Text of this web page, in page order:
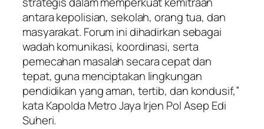
antara kepolisian, sekolah, orang tua, dan
masyarakat. Forum ini dihadirkan sebagai
wadah komunikasi, koordinasi, serta
pemecahan masalah secara cepat dan
tepat, guna menciptakan lingkungan
pendidikan yang aman, tertib, dan kondusif,”
kata Kapolda Metro Jaya Irjen Pol Asep Edi
Suheri.